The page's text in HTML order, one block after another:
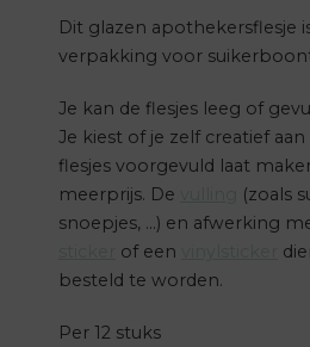
Dit glazen apothekersflesje
verpakking voor
Je kan de flesjes leeg of
Je kiest of je zelf creatief
flesjes voorgevuld laat
meerprijs. De
(zoals
snoepjes, …) en afwerking
of een
besteld te worden.
Per 12 stuks